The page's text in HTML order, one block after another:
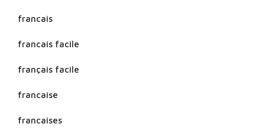
francais
francais facile
français facile
francaise
francaises